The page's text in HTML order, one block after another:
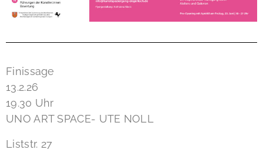
Finissage
13.2.26
19.30 Uhr
UNO ART SPACE- UTE NOLL
Liststr. 27